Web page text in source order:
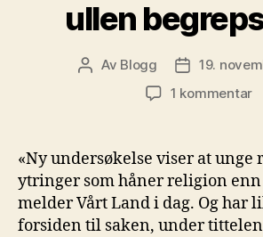
ullen
Innleggsforfatter
Av Blogg
19.
1 kommentartil
«Ny ­undersøkelse viser at unge
ytringer som håner religion enn
melder Vårt Land i dag. Og har
forsiden til saken, under